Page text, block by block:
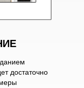
достаточно